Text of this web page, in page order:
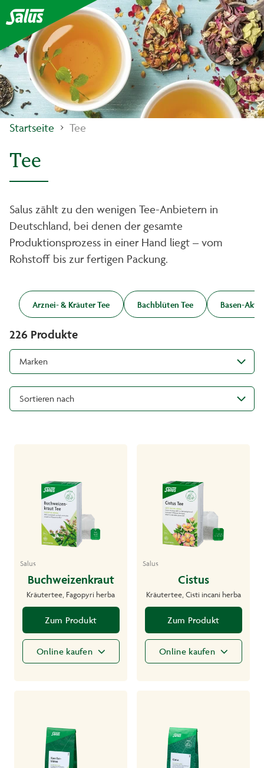
Startseite Tee
Tee
Salus zählt zu den wenigen Tee-Anbietern in
Deutschland, bei denen der gesamte
Produktionsprozess in einer Hand liegt – vom
Rohstoff bis zur fertigen Packung.
Arznei- & Kräuter Tee Bachblüten Tee Basen-
226 Produkte
Marken
Sortieren nach
Salus
Buchweizenkraut
Kräutertee, Fagopyri herba
Zum Produkt
Online kaufen
Salus
Cistus
Kräutertee, Cisti incani herba
Zum Produkt
Online kaufen